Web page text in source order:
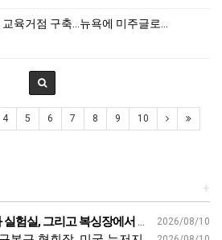
육거점 구축…뉴욕에 미주글로…
4 5 6 7 8 9 10
+
2026/08/10
성균관대학교 전자전기공학부 교수 | 퀀텀 양자 보안 독서 | 세바시 2122회